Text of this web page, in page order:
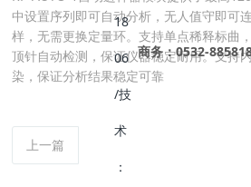
商务：0532-
中设置序列即可自动分析，无人值守即可
样，无需更换定量环。支持单点稀释标曲
顶针自动检测，保证仪器稳定耐用。支持
染，保证分析结果稳定可靠
上一篇